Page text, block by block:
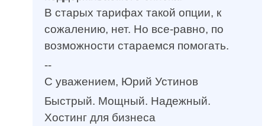
В старых тарифах такой опции, к
сожалению, нет. Но все-равно, по
возможности стараемся помогать.
--
С уважением, Юрий Устинов
Быстрый. Мощный. Надежный.
Хостинг для бизнеса